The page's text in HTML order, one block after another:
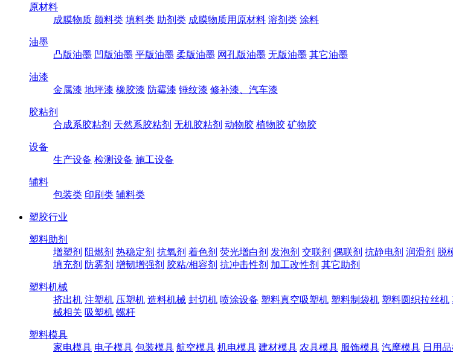
原材料
成膜物质 颜料类 填料类 助剂类 成膜物质用原材料 溶剂类 涂料
油墨
凸版油墨 凹版油墨 平版油墨 柔版油墨 网孔版油墨 无版油墨 其它油墨
油漆
金属漆 地坪漆 橡胶漆 防霉漆 锤纹漆 修补漆、汽车漆
胶粘剂
合成系胶粘剂 天然系胶粘剂 无机胶粘剂 动物胶 植物胶 矿物胶
设备
生产设备 检测设备 施工设备
辅料
包装类 印刷类 辅料类
塑胶行业
塑料助剂
增塑剂 阻燃剂 热稳定剂 抗氧剂 着色剂 荧光增白剂 发泡剂 交联剂 偶联剂 抗静电剂 润滑剂 脱
填充剂 防雾剂 增韧增强剂 胶粘/相容剂 抗冲击性剂 加工改性剂 其它助剂
塑料机械
挤出机 注塑机 压塑机 造料机械 封切机 喷涂设备 塑料真空吸塑机 塑料制袋机 塑料圆织拉丝机
械相关 吸塑机 螺杆
塑料模具
家电模具 电子模具 包装模具 航空模具 机电模具 建材模具 农具模具 服饰模具 汽摩模具 日用